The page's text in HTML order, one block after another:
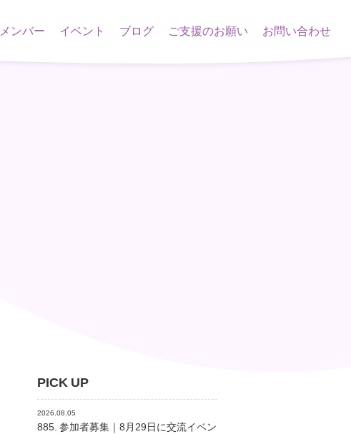
メンバー イベント ブログ ご支援のお願い お問い合わせ
PICK UP
2026.08.05
885. 参加者募集｜8月29日に交流イベン